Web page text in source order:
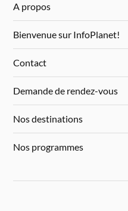
A propos
Bienvenue sur InfoPlanet!
Contact
Demande de rendez-vous
Nos destinations
Nos programmes